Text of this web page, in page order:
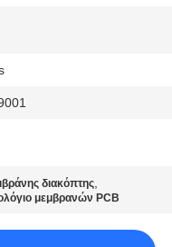
διακόπτης,
μεμβρανών PCB